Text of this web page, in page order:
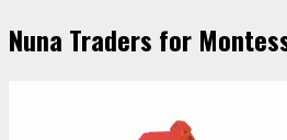
Nuna Traders for